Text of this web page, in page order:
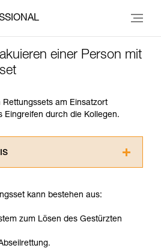
einer Person mit
Rettungssets am Einsatzort
Eingreifen durch die Kollegen.
bevor Sie diesen zu Rate
müssen Sie zuerst die in
verstanden haben.
kann bestehen aus:
zum Lösen des Gestürzten